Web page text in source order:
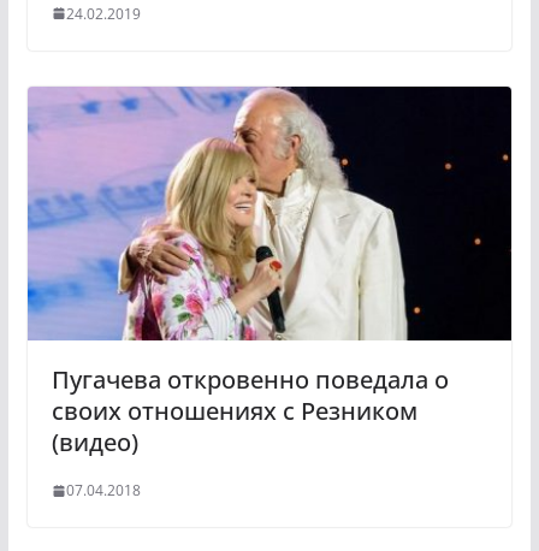
24.02.2019
Пугачева откровенно поведала о
своих отношениях с Резником
(видео)
07.04.2018